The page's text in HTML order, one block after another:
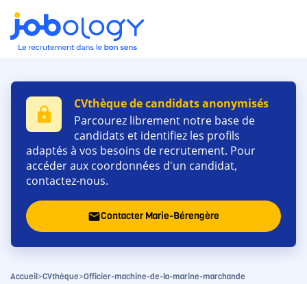
lock
CVthèque de candidats anonymisés
Parcourez librement notre base de
candidats et identifiez les profils
adaptés à vos besoins de recrutement. Pour
accéder aux coordonnées d'un candidat,
contactez-nous.
emailContacter Marie-Bérengère
Accueil>CVthèque>Officier-machine-de-la-marine-marchande